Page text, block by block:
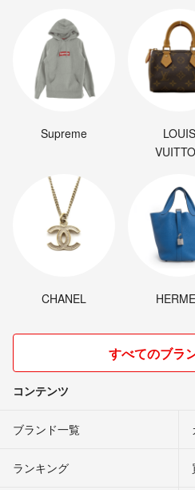
Supreme
LOUIS
CHANEL
すべてのブラ
コンテンツ
ブランド一覧
ランキング